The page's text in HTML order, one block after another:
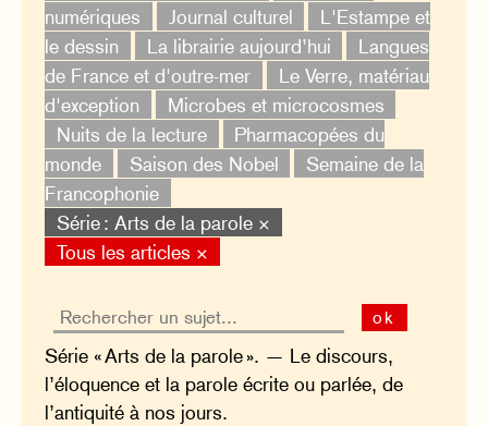
numériques
Journal culturel
L'Estampe et
le dessin
La librairie aujourd’hui
Langues
de France et d'outre-mer
Le Verre, matériau
d'exception
Microbes et microcosmes
Nuits de la lecture
Pharmacopées du
monde
Saison des Nobel
Semaine de la
Francophonie
Série : Arts de la parole ×
Tous les articles ×
ok
Série « Arts de la parole ». — Le discours,
l’éloquence et la parole écrite ou parlée, de
l’antiquité à nos jours.